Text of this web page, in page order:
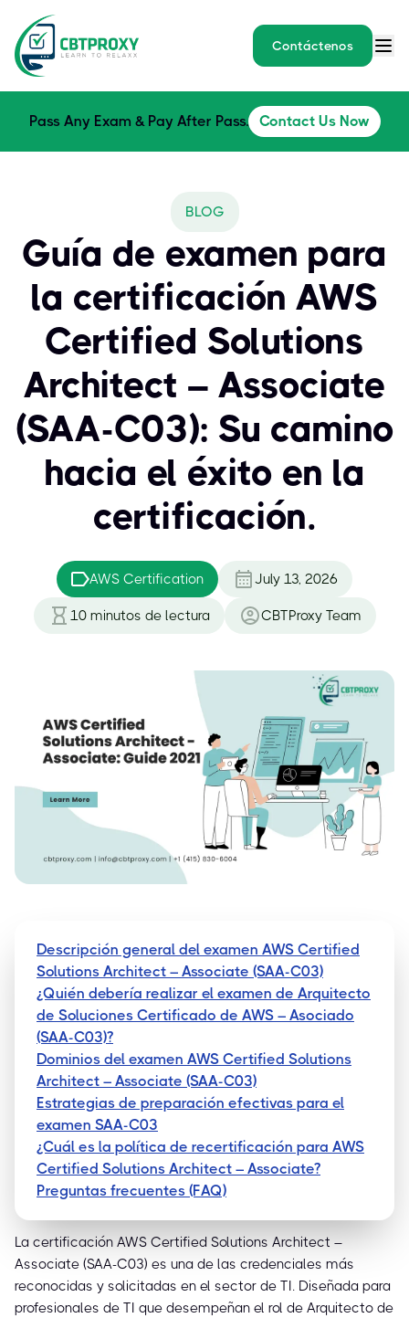
Contáctenos
Pass Any Exam & Pay After Pass. Contact Us Now
BLOG
Guía de examen para
la certificación AWS
Certified Solutions
Architect – Associate
(SAA-C03): Su camino
hacia el éxito en la
certificación.
AWS Certification July 13, 2026
10 minutos de lectura CBTProxy Team
Descripción general del examen AWS Certified
Solutions Architect – Associate (SAA-C03)
¿Quién debería realizar el examen de Arquitecto
de Soluciones Certificado de AWS – Asociado
(SAA-C03)?
Dominios del examen AWS Certified Solutions
Architect – Associate (SAA-C03)
Estrategias de preparación efectivas para el
examen SAA-C03
¿Cuál es la política de recertificación para AWS
Certified Solutions Architect – Associate?
Preguntas frecuentes (FAQ)
La certificación AWS Certified Solutions Architect –
Associate (SAA-C03) es una de las credenciales más
reconocidas y solicitadas en el sector de TI. Diseñada para
profesionales de TI que desempeñan el rol de Arquitecto de